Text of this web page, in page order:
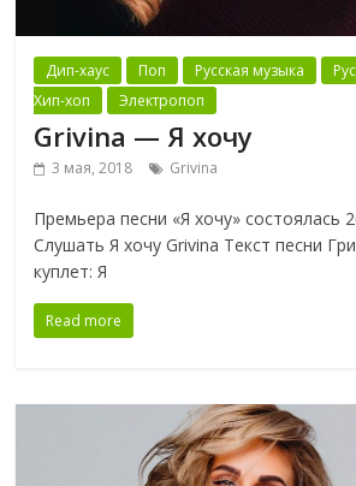
Дип-хаус Поп Русская музыка
Хип-хоп
Электропоп
Grivina — Я хочу
3 мая, 2018 Grivina
Премьера песни «Я хочу» состоялась
Слушать Я хочу Grivina Текст песни
куплет: Я
Read more